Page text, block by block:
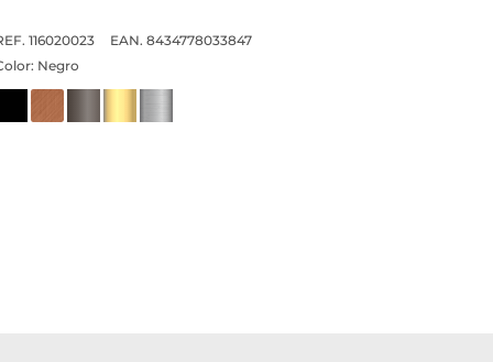
116020023
EAN. 8434778033847
Negro